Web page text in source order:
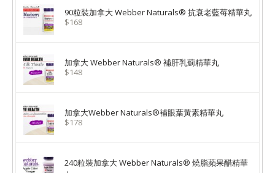
90粒裝加拿大 Webber Naturals® 抗衰老藍莓精華丸
$168
加拿大 Webber Naturals® 補肝乳薊精華丸
$148
加拿大Webber Naturals®補眼葉黃素精華丸
$178
240粒裝加拿大 Webber Naturals® 燒脂蘋果醋精華